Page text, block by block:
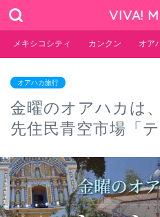
VIVA!
メキシコシティ カンクン オア
オアハカ旅行
金曜のオアハカは
先住民青空市場「